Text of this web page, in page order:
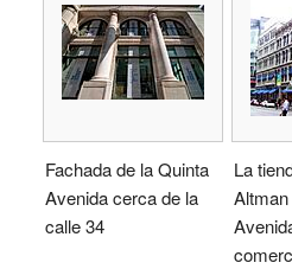
Fachada de la Quinta
Avenida cerca de la
calle 34
La